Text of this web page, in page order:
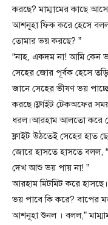
করছে? মাম্মামের কাছে
আশনূহা ফিক করে হেসে
তোমার ভয় করছে? ”
“নাহ, একদম না! আমি কেন
সেহের জোর পূর্বক হেসে
জানে সেহের ভীষণ ভয়
করছে।ফ্লাইট টেকঅফের
ধরল।আরহাম আলতো করে
ফ্লাইট উঠতেই সেহের হাত
জোরে হাসতে হাসতে বলল,
দেখ আশু ভয় পায় না! ”
আরহাম মিটমিট করে
ভয় পাবে কি করে? বাপের
আশনূহা শুনল । বলল,”